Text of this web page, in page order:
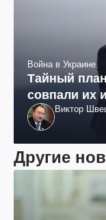
Война в Украине
Тайный
совпали их
Виктор
Другие